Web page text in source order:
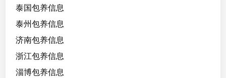
泰国包养信息
泰州包养信息
济南包养信息
浙江包养信息
淄博包养信息